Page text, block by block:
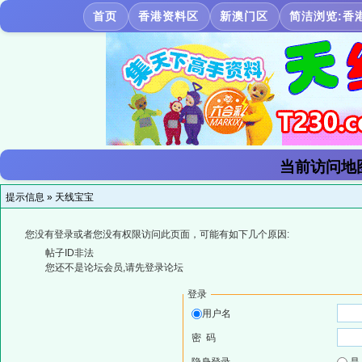
首页 香港资料区 新澳门区 简洁浏览:香
当前访问地
提示信息 » 天线宝宝
您没有登录或者您没有权限访问此页面，可能有如下几个原因:
帖子ID非法
您还不是论坛会员,请先登录论坛
登录
用户名
密 码